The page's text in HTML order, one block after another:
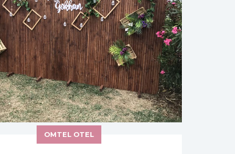
OMTEL OTEL